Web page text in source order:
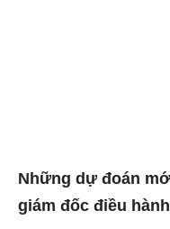
Những dự đoán
giám đốc điều